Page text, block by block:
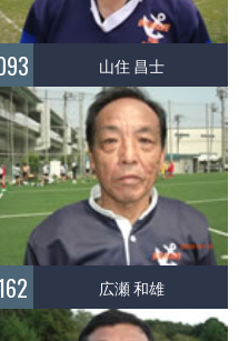
山住 昌士
広瀬 和雄